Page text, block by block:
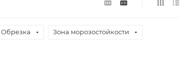
Обрезка Зона морозостойкости